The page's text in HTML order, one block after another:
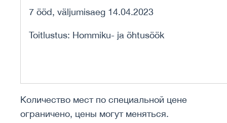
7 ööd, väljumisaeg 14.04.2023
Toitlustus: Hommiku- ja õhtusöök
Количество мест по специальной цене
ограничено, цены могут меняться.